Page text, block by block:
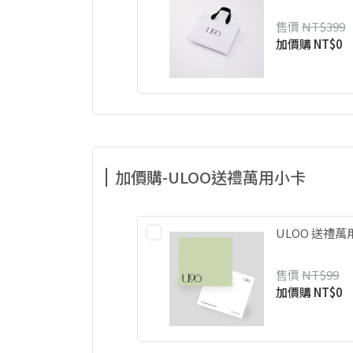
售價NT$399
加價購NT$0
加價購-ULOO送禮萬用小卡
ULOO 送禮萬
售價NT$99
加價購NT$0